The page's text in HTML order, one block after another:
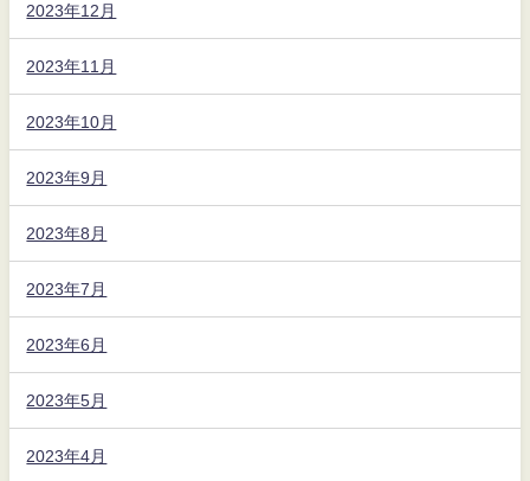
2023年12月
2023年11月
2023年10月
2023年9月
2023年8月
2023年7月
2023年6月
2023年5月
2023年4月